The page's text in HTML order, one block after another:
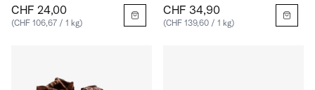
CHF 24,00
(CHF 106,67 / 1 kg)
CHF 34,90
(CHF 139,60 / 1 kg)